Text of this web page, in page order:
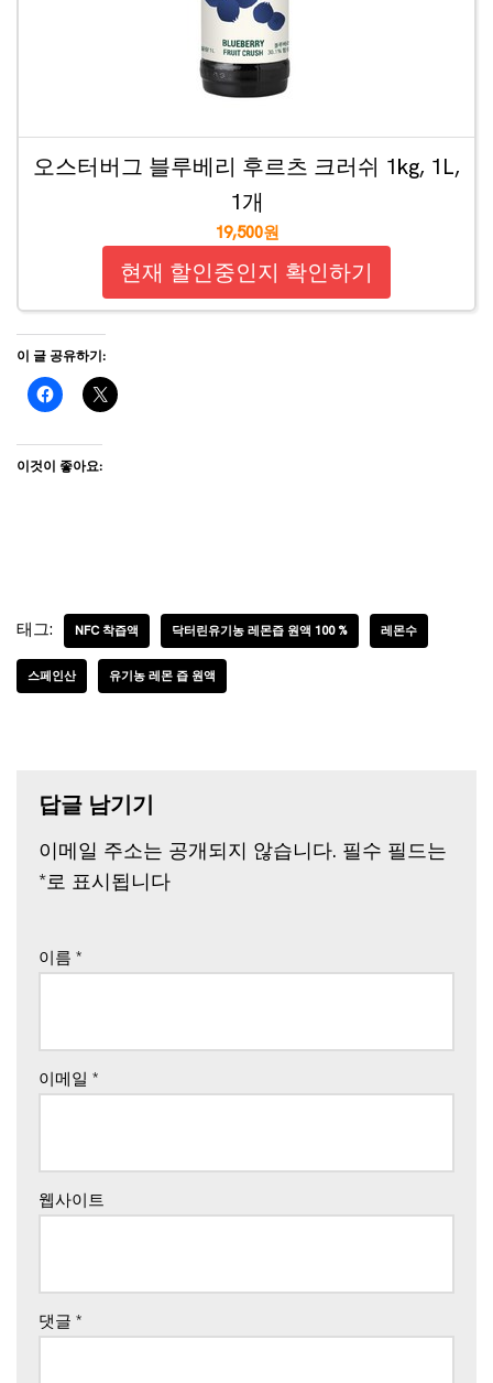
오스터버그 블루베리 후르츠 크러쉬 1kg, 1L,
1개
19,500원
현재 할인중인지 확인하기
이 글 공유하기:
이것이 좋아요:
태그: NFC 착즙액 닥터린유기농 레몬즙 원액 100 % 레몬수
스페인산 유기농 레몬 즙 원액
답글 남기기
이메일 주소는 공개되지 않습니다. 필수 필드는
*로 표시됩니다
이름 *
이메일 *
웹사이트
댓글 *